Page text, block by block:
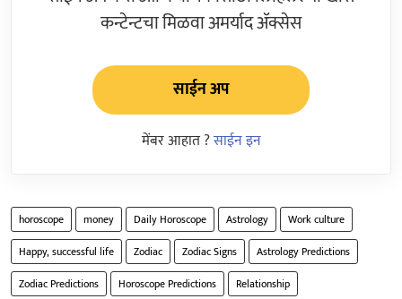
कन्टेन्टचा मिळवा अमर्याद ॲक्सेस
साईन अप
मेंबर आहात ?साईन इन
horoscope money Daily Horoscope Astrology
Work culture
Happy, successful life
Zodiac Zodiac Signs
Astrology Predictions
Zodiac Predictions
Horoscope Predictions Relationship